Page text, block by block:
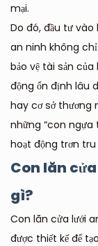
mại.
Do đó, đầu tư
an ninh không
bảo vệ tài sản
động ổn định lâu
hay cơ sở thương
những “con ngựa
hoạt động trơn tru
Con lăn
gì?
Con lăn cửa lưới
được thiết kế để